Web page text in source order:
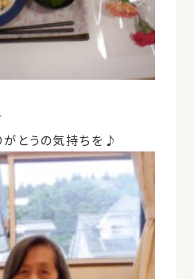
とうの気持ちを♪